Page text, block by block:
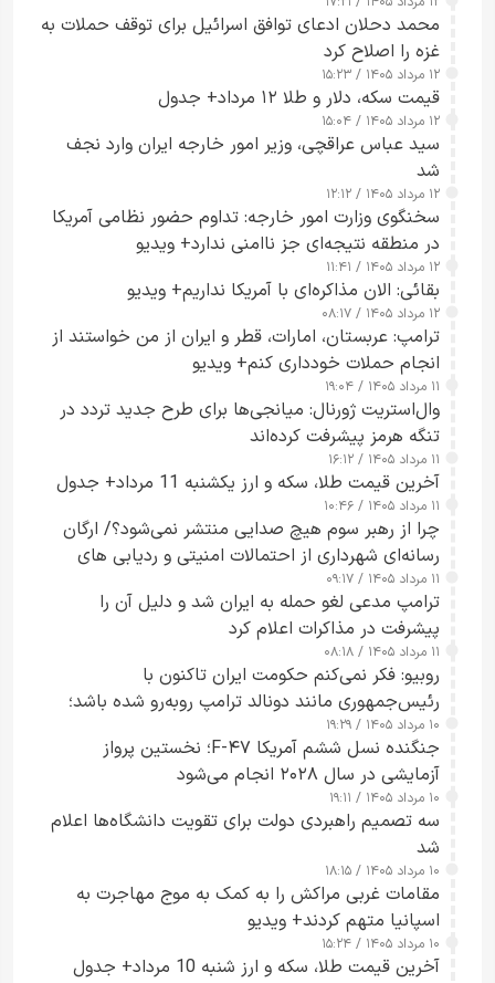
محمد دحلان ادعای توافق اسرائیل برای توقف حملات به
غزه را اصلاح کرد
۱۲ مرداد ۱۴۰۵ / ۱۵:۲۳
قیمت سکه، دلار و طلا ۱۲ مرداد+ جدول
۱۲ مرداد ۱۴۰۵ / ۱۵:۰۴
سید عباس عراقچی، وزیر امور خارجه ایران وارد نجف
شد
۱۲ مرداد ۱۴۰۵ / ۱۲:۱۲
سخنگوی وزارت امور خارجه: تداوم حضور نظامی آمریکا
در منطقه نتیجه‌ای جز ناامنی ندارد+ ویدیو
۱۲ مرداد ۱۴۰۵ / ۱۱:۴۱
بقائی: الان مذاکره‌ای با آمریکا نداریم+ ویدیو
۱۲ مرداد ۱۴۰۵ / ۰۸:۱۷
ترامپ: عربستان، امارات، قطر و ایران از من خواستند از
انجام حملات خودداری کنم+ ویدیو
۱۱ مرداد ۱۴۰۵ / ۱۹:۰۴
وال‌استریت ژورنال: میانجی‌ها برای طرح جدید تردد در
تنگه هرمز پیشرفت کرده‌اند
۱۱ مرداد ۱۴۰۵ / ۱۶:۱۲
آخرین قیمت طلا، سکه و ارز یکشنبه 11 مرداد+ جدول
۱۱ مرداد ۱۴۰۵ / ۱۰:۴۶
چرا از رهبر سوم هیچ صدایی منتشر نمی‌شود؟/ ارگان
رسانه‌ای شهرداری از احتمالات امنیتی و ردیابی های
جاسوسی گفت
۱۱ مرداد ۱۴۰۵ / ۰۹:۱۷
ترامپ مدعی لغو حمله به ایران شد و دلیل آن را
پیشرفت در مذاکرات اعلام کرد
۱۱ مرداد ۱۴۰۵ / ۰۸:۱۸
روبیو: فکر نمی‌کنم حکومت ایران تاکنون با
رئیس‌جمهوری مانند دونالد ترامپ روبه‌رو شده باشد؛
کسی که واقعاً دست به اقدام می‌زند
۱۰ مرداد ۱۴۰۵ / ۱۹:۲۹
جنگنده نسل ششم آمریکا F-۴۷؛ نخستین پرواز
آزمایشی در سال ۲۰۲۸ انجام می‌شود
۱۰ مرداد ۱۴۰۵ / ۱۹:۱۱
سه تصمیم راهبردی دولت برای تقویت دانشگاه‌ها اعلام
شد
۱۰ مرداد ۱۴۰۵ / ۱۸:۱۵
مقامات غربی مراکش را به کمک به موج مهاجرت به
اسپانیا متهم کردند+ ویدیو
۱۰ مرداد ۱۴۰۵ / ۱۵:۲۴
آخرین قیمت طلا، سکه و ارز شنبه 10 مرداد+ جدول